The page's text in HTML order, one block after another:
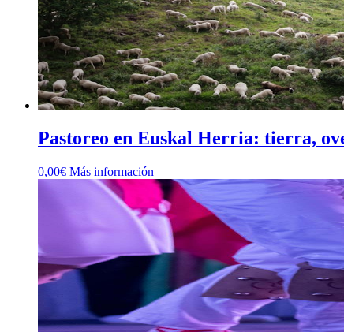
Pastoreo en Euskal Herria: tierra,
0,00€ Más información